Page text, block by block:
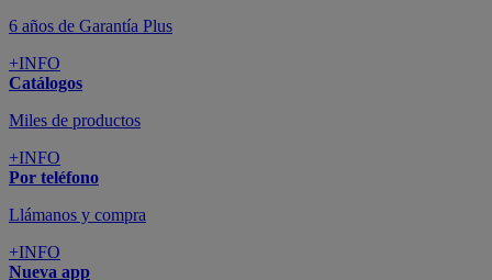
6 años de Garantía Plus
+INFO
Catálogos
Miles de productos
+INFO
Por teléfono
Llámanos y compra
+INFO
Nueva app